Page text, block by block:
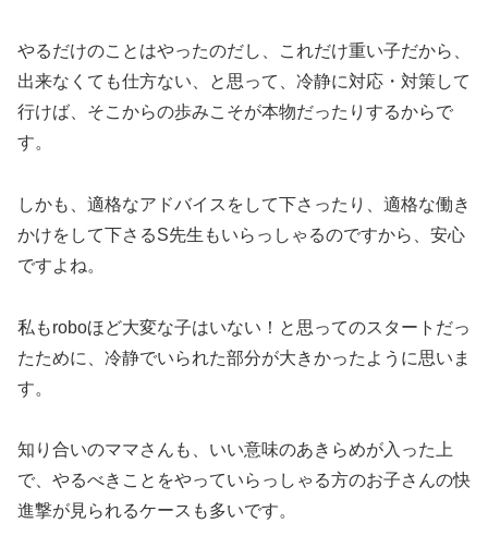
やるだけのことはやったのだし、これだけ重い子だから、
出来なくても仕方ない、と思って、冷静に対応・対策して
行けば、そこからの歩みこそが本物だったりするからで
す。
しかも、適格なアドバイスをして下さったり、適格な働き
かけをして下さるS先生もいらっしゃるのですから、安心
ですよね。
私もroboほど大変な子はいない！と思ってのスタートだっ
たために、冷静でいられた部分が大きかったように思いま
す。
知り合いのママさんも、いい意味のあきらめが入った上
で、やるべきことをやっていらっしゃる方のお子さんの快
進撃が見られるケースも多いです。